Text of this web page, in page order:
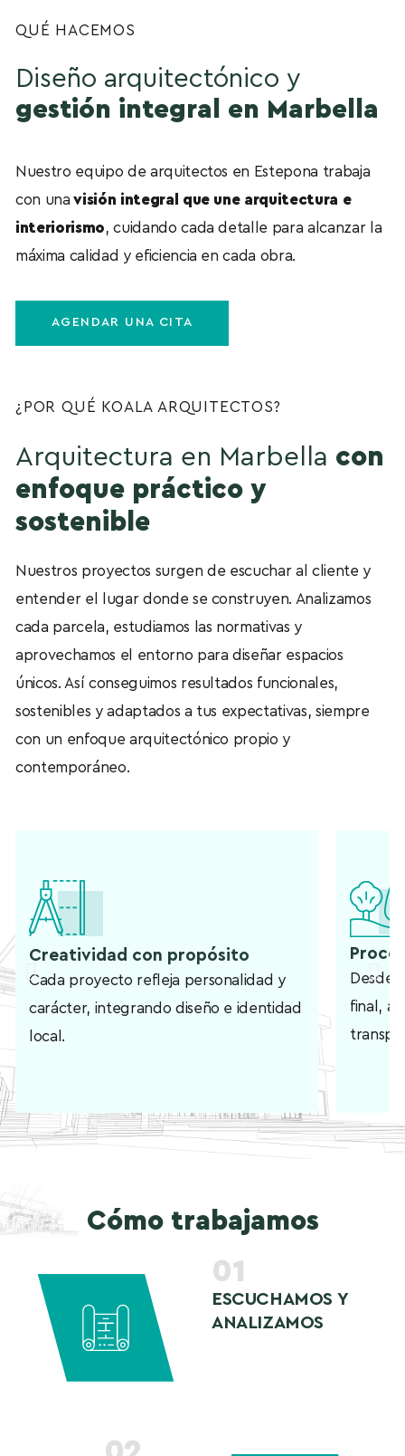
QUÉ HACEMOS
Diseño arquitectónico y
gestión integral en Marbella
Nuestro equipo de arquitectos en Estepona trabaja
con una visión integral que une arquitectura e
interiorismo, cuidando cada detalle para alcanzar la
máxima calidad y eficiencia en cada obra.
AGENDAR UNA CITA
¿POR QUÉ KOALA ARQUITECTOS?
Arquitectura en Marbella con
enfoque práctico y
sostenible
Nuestros proyectos surgen de escuchar al cliente y
entender el lugar donde se construyen. Analizamos
cada parcela, estudiamos las normativas y
aprovechamos el entorno para diseñar espacios
únicos. Así conseguimos resultados funcionales,
sostenibles y adaptados a tus expectativas, siempre
con un enfoque arquitectónico propio y
contemporáneo.
Creatividad con propósito
Cada proyecto refleja personalidad y
carácter, integrando diseño e identidad
local.
Desde
final,
Cómo trabajamos
01
ESCUCHAMOS Y
ANALIZAMOS